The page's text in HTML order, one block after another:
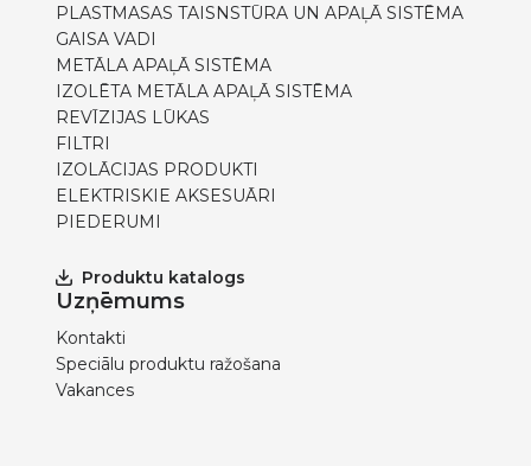
PLASTMASAS TAISNSTŪRA UN APAĻĀ SISTĒMA
GAISA VADI
METĀLA APAĻĀ SISTĒMA
IZOLĒTA METĀLA APAĻĀ SISTĒMA
REVĪZIJAS LŪKAS
FILTRI
IZOLĀCIJAS PRODUKTI
ELEKTRISKIE AKSESUĀRI
PIEDERUMI
Produktu katalogs
Uzņēmums
Kontakti
Speciālu produktu ražošana
Vakances